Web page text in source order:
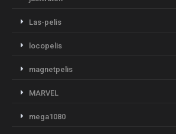
Las-pelis
locopelis
magnetpelis
MARVEL
mega1080